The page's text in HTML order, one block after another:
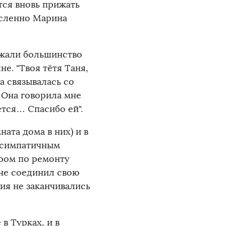
вновь прижать
Марина
большинство
"Твоя тётя Таня,
связывалась со
говорила мне
Спасибо ей".
дома в них) и в
по ремонту
соединил свою
не заканчивались
Турках, и в